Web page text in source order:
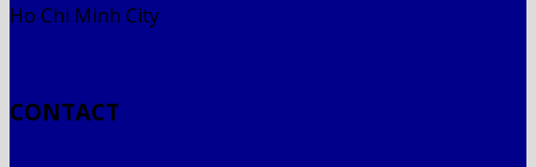
Ho Chi Minh City
CONTACT